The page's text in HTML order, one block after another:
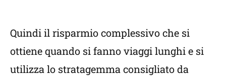
Quindi il risparmio complessivo che si
ottiene quando si fanno viaggi lunghi e si
utilizza lo stratagemma consigliato da